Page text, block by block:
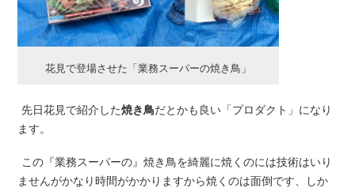
花見で登場させた「業務スーパーの焼き鳥」
先日花見で紹介した焼き鳥だとかも良い「プロダクト」になり
ます。
この『業務スーパーの』焼き鳥を綺麗に焼くのには技術はいり
ませんがかなり時間がかかりますから焼くのは面倒です、しか